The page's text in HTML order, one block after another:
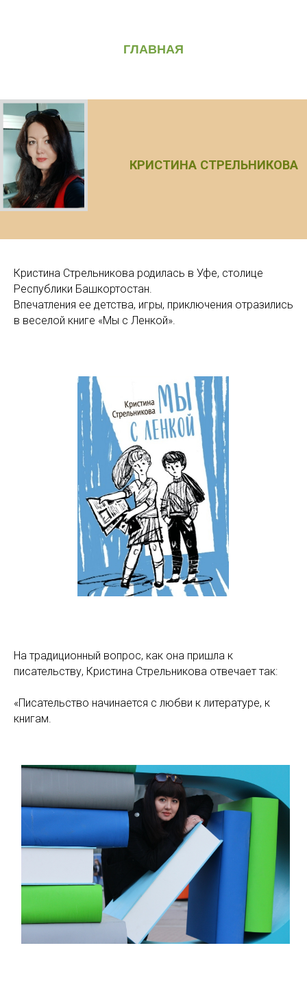
ГЛАВНАЯ
Кристина Стрельникова родилась в Уфе, столице
Республики Башкортостан.
Впечатления ее детства, игры, приключения отразились
в веселой книге «Мы с Ленкой».
На традиционный вопрос, как она пришла к
писательству, Кристина Стрельникова отвечает так:
«Писательство начинается с любви к литературе, к
книгам.